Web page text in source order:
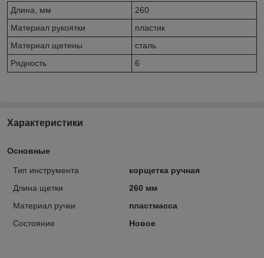
Длина, мм
260
Материал рукоятки
пластик
Материал щетины
сталь
Рядность
6
Характеристики
Основные
Тип инструмента
корщетка ручная
Длина щетки
260 мм
Материал ручки
пластмасса
Состояние
Новое